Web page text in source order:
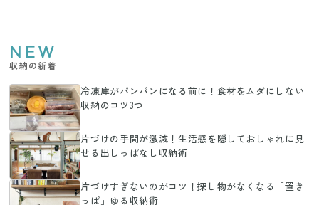
NEW
収納の新着
冷凍庫がパンパンになる前に！食材をムダにしない
収納のコツ3つ
片づけの手間が激減！生活感を隠しておしゃれに見
せる出しっぱなし収納術
片づけすぎないのがコツ！探し物がなくなる「置き
っぱ」ゆる収納術